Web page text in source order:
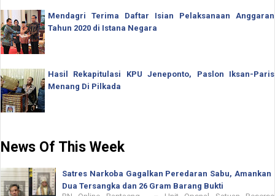
Mendagri Terima Daftar Isian Pelaksanaan Anggaran
Tahun 2020 di Istana Negara
Hasil Rekapitulasi KPU Jeneponto, Paslon Iksan-Paris
Menang Di Pilkada
News Of This Week
Satres Narkoba Gagalkan Peredaran Sabu, Amankan
Dua Tersangka dan 26 Gram Barang Bukti